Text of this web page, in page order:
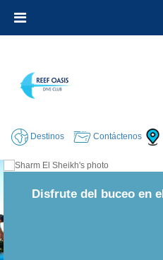
Destinos Contáctenos
Disfrute del buceo en